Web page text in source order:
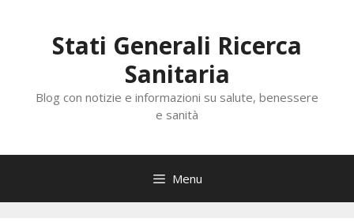
contenutoStati Generali Ricerca
Sanitaria
Blog con notizie e informazioni su salute, benessere
e sanità
Menu